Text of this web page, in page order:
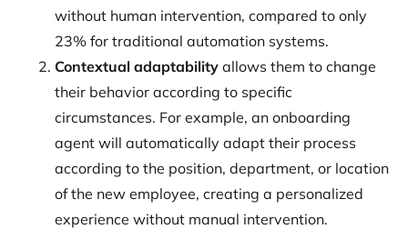
without human intervention, compared to only
23% for traditional automation systems.
Contextual adaptability allows them to change
their behavior according to specific
circumstances. For example, an onboarding
agent will automatically adapt their process
according to the position, department, or location
of the new employee, creating a personalized
experience without manual intervention.